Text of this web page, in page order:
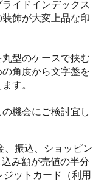
イドインデックス
飾が大変上品な印
型のケースで挟む
角度から文字盤を
す。
機会にご検討宜し
振込、ショッピン
み額が売値の半分
ットカード（利用